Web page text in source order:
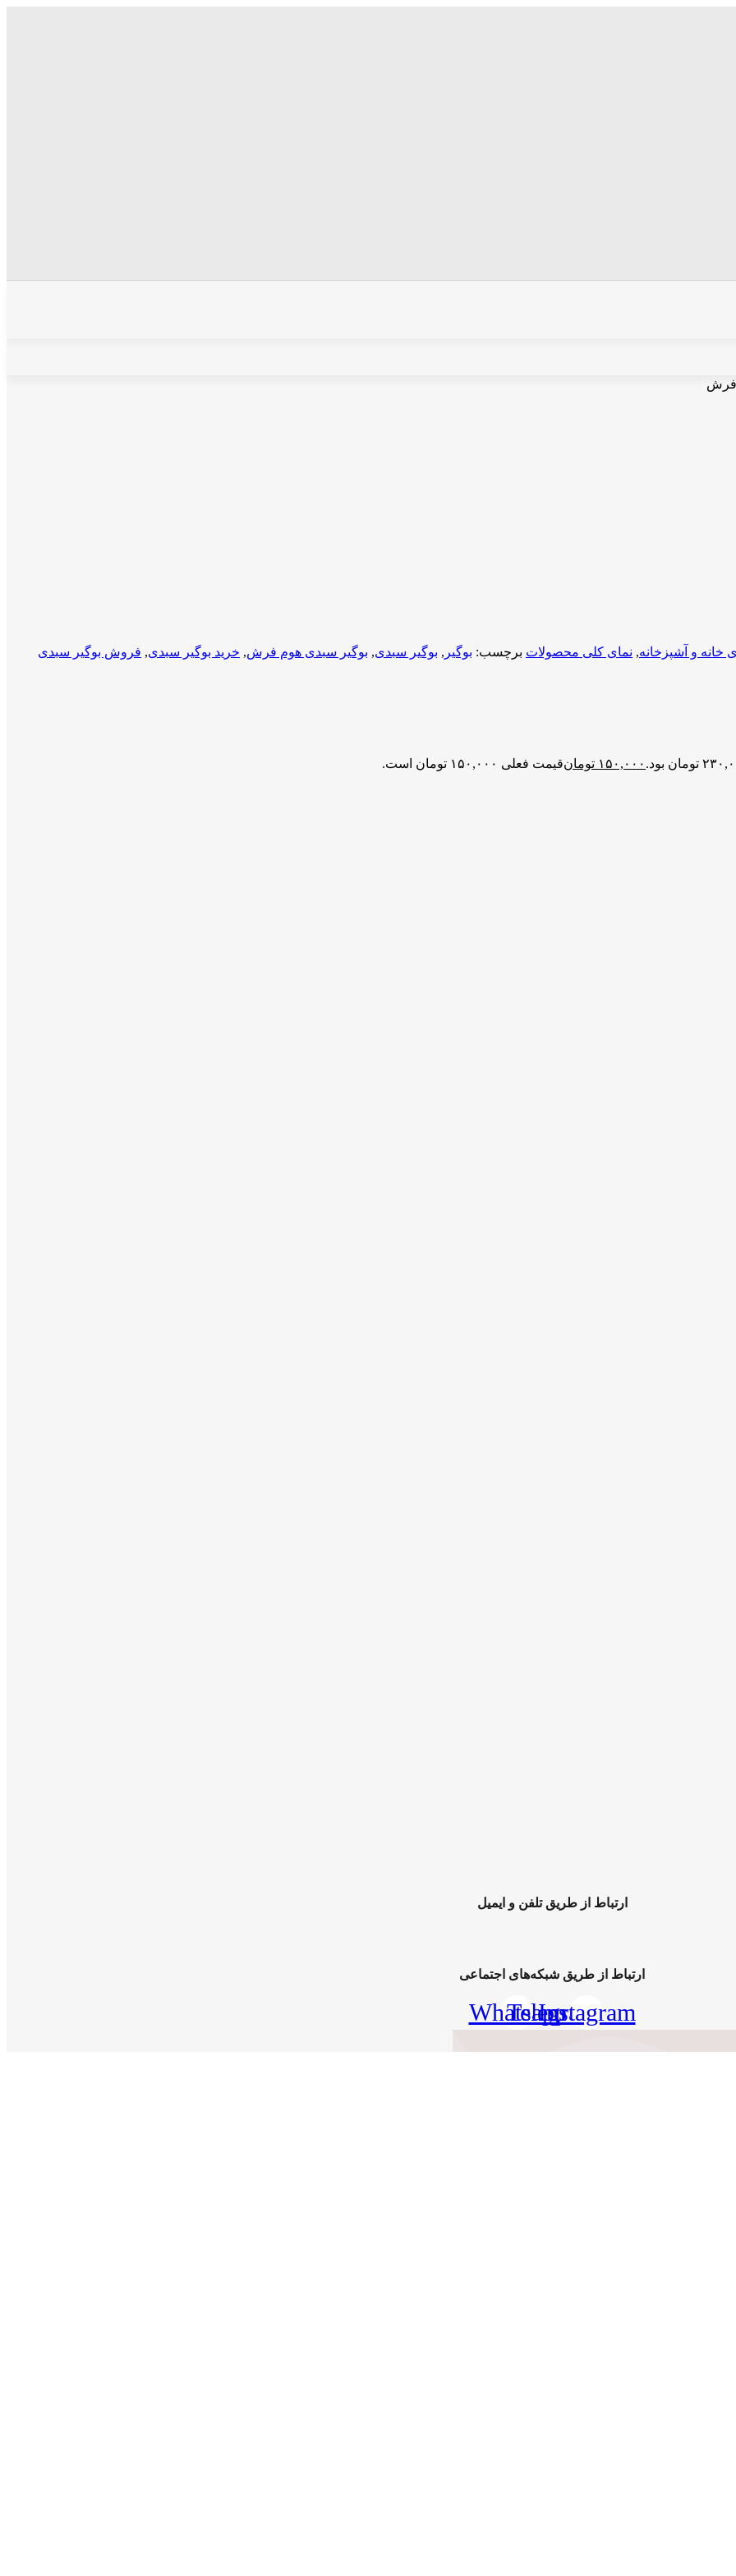
فرش
خانه و آشپزخانه, نمای کلی محصولات برچسب: بوگیر , بوگیر سبدی, بوگیر سبدی هوم فرش, خرید بوگیر سبدی, فروش بوگیر سبدی
۱۵۰,۰۰۰ تومانقیمت فعلی ۱۵۰,۰۰۰ تومان است.
ارتباط از طریق تلفن و ایمیل
ارتباط از طریق شبکه‌های اجتماعی
Instagram
Telegram
Whatsapp